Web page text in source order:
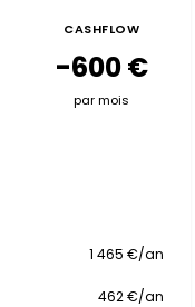
CASHFLOW
-600 €
par mois
1 465 €/an
462 €/an